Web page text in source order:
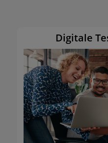
Digitale